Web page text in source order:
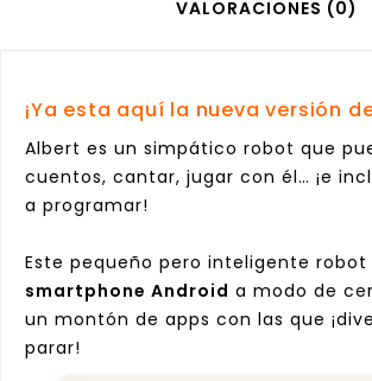
VALORACIONES (0)
¡Ya esta aquí la nueva versión
Albert es un simpático robot que
cuentos, cantar, jugar con él… ¡e
a programar!
Este pequeño pero inteligente robot
smartphone Android a modo de
un montón de apps con las que
parar!